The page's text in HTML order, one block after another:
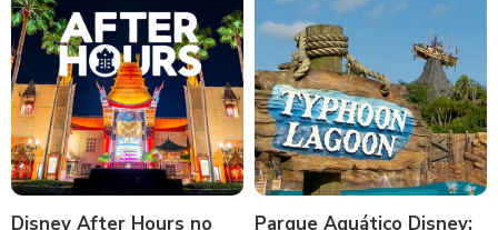
Disney After Hours no
Parque Aquático Disney: